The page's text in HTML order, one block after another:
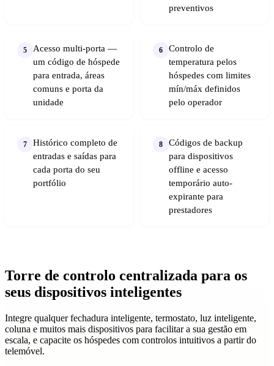
preventivos
5
Acesso multi-porta —
um código de hóspede
para entrada, áreas
comuns e porta da
unidade
6
Controlo de
temperatura pelos
hóspedes com limites
mín/máx definidos
pelo operador
7
Histórico completo de
entradas e saídas para
cada porta do seu
portfólio
8
Códigos de backup
para dispositivos
offline e acesso
temporário auto-
expirante para
prestadores
Torre de controlo centralizada para os
seus dispositivos inteligentes
Integre qualquer fechadura inteligente, termostato, luz inteligente,
coluna e muitos mais dispositivos para facilitar a sua gestão em
escala, e capacite os hóspedes com controlos intuitivos a partir do
telemóvel.